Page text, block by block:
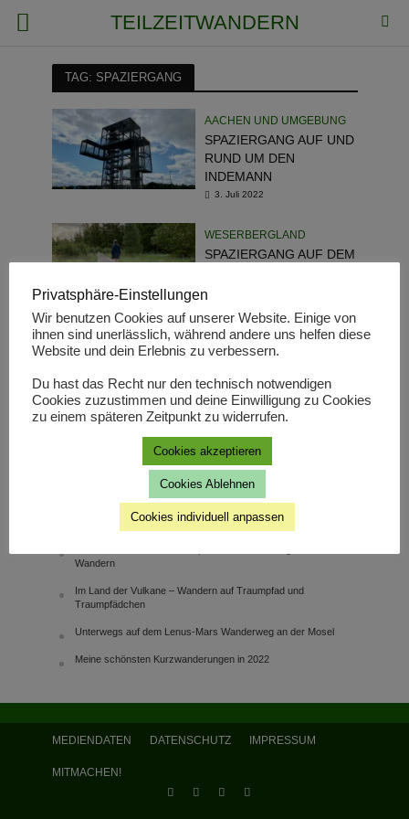
TEILZEITWANDERN
TAG: SPAZIERGANG
AACHEN UND UMGEBUNG
SPAZIERGANG AUF UND
RUND UM DEN
INDEMANN
3. Juli 2022
WESERBERGLAND
SPAZIERGANG AUF DEM
HOCHMOOR
SPAZIERGANG AUF DEM
LÖWE-PFAD
WOLFENBÜTTEL
NEUESTE BEITRÄGE
Wanderung im Nationalpark Hallormsstaður – skógur
Wandern
Im Land der Vulkane – Wandern auf Traumpfad und
Traumpfädchen
Unterwegs auf dem Lenus-Mars Wanderweg an der Mosel
Meine schönsten Kurzwanderungen in 2022
MEDIENDATEN DATENSCHUTZ IMPRESSUM
MITMACHEN!
Privatsphäre-Einstellungen
Wir benutzen Cookies auf unserer Website. Einige von
ihnen sind unerlässlich, während andere uns helfen diese
Website und dein Erlebnis zu verbessern.
Du hast das Recht nur den technisch notwendigen
Cookies zuzustimmen und deine Einwilligung zu Cookies
zu einem späteren Zeitpunkt zu widerrufen.
Cookies akzeptieren
Cookies Ablehnen
Cookies individuell anpassen